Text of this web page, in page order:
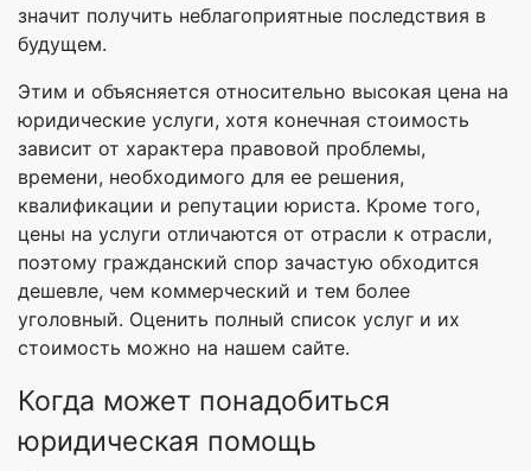
значит получить неблагоприятные последствия в
будущем.
Этим и объясняется относительно высокая цена на
юридические услуги, хотя конечная стоимость
зависит от характера правовой проблемы,
времени, необходимого для ее решения,
квалификации и репутации юриста. Кроме того,
цены на услуги отличаются от отрасли к отрасли,
поэтому гражданский спор зачастую обходится
дешевле, чем коммерческий и тем более
уголовный. Оценить полный список услуг и их
стоимость можно на нашем сайте.
Когда может понадобиться
юридическая помощь